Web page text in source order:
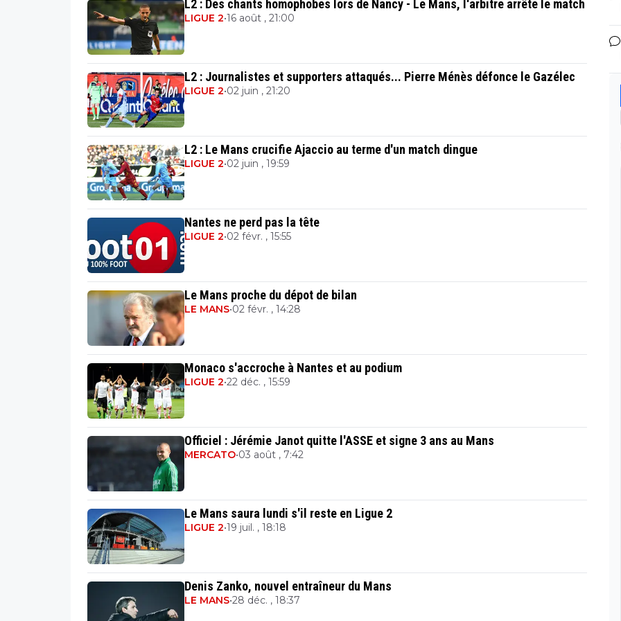
L2 : Des chants homophobes lors de Nancy - Le Mans, l'arbitre arrête le match
LIGUE 2•16 août , 21:00
L2 : Journalistes et supporters attaqués... Pierre Ménès défonce le Gazélec
LIGUE 2•02 juin , 21:20
L2 : Le Mans crucifie Ajaccio au terme d'un match dingue
LIGUE 2•02 juin , 19:59
Nantes ne perd pas la tête
LIGUE 2•02 févr. , 15:55
Le Mans proche du dépot de bilan
LE MANS•02 févr. , 14:28
Monaco s'accroche à Nantes et au podium
LIGUE 2•22 déc. , 15:59
Officiel : Jérémie Janot quitte l'ASSE et signe 3 ans au Mans
MERCATO•03 août , 7:42
Le Mans saura lundi s'il reste en Ligue 2
LIGUE 2•19 juil. , 18:18
Denis Zanko, nouvel entraîneur du Mans
LE MANS•28 déc. , 18:37